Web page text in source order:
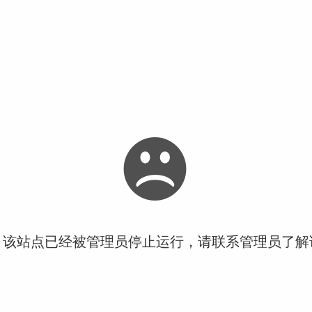
站点已经被管理员停止运行，请联系管理员了